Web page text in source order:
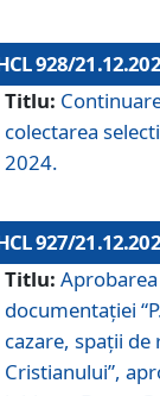
928/
Titlu:
colectarea
2024.
927/
Titlu:
documentaţiei
cazare, spații de
Cristianului”,